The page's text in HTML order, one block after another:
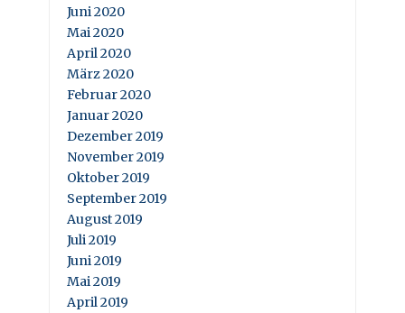
Juni 2020
Mai 2020
April 2020
März 2020
Februar 2020
Januar 2020
Dezember 2019
November 2019
Oktober 2019
September 2019
August 2019
Juli 2019
Juni 2019
Mai 2019
April 2019